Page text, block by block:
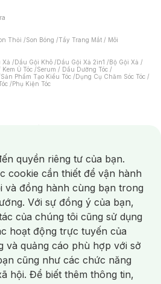
Thỏi /Son Bóng /Tẩy Trang Mắt / Môi
Xả /Dầu Gội Khô /Dầu Gội Xả 2in1 /Bộ Gội Xả /
Ủ Tóc /Serum / Dầu Dưỡng Tóc /
Sản Phẩm Tạo Kiểu Tóc /Dụng Cụ Chăm Sóc Tóc /
/Phụ Kiện Tóc
/Mặt Nạ Xông Hơi /Nước Rửa Tay/
Đánh Răng /Bàn Chải Điện/
/Máy Tăm Nước/ Nước Súc Miệng/
/ Dung Dịch Vệ Sinh/Dưỡng Vùng Kín/
Vệ Sinh/Tampon/Bọt Cạo Râu /Dao Cạo Râu/
/ Mất Nước/ Da Lão Hóa/ Da Mụn/
Thâm / Nám / Tàn Nhang
Da Cơ Địa
Dụng Cụ / Máy Rửa Mặt Máy Chăm Sóc Da
quyền riêng tư của bạn.
cookie cần thiết để vận hành
và đồng hành cùng bạn trong
Với sự đồng ý của bạn,
của chúng tôi cũng sử dụng
hoạt động trực tuyến của
và quảng cáo phù hợp với sở
cũng như các chức năng
hội. Để biết thêm thông tin,